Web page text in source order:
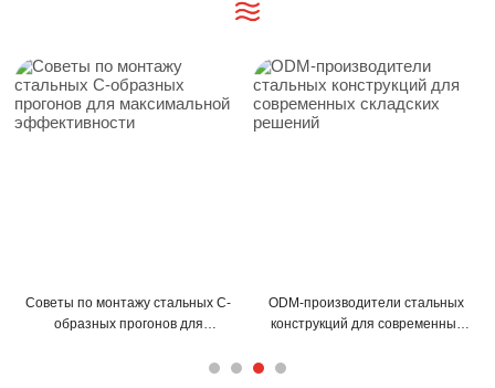
Советы по монтажу стальных С-
образных прогонов для
ODM-производители стальных
конструкций для современных